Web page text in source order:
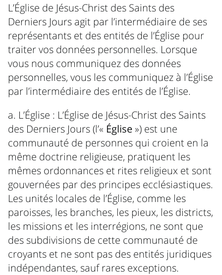
L’Église de Jésus-Christ des Saints des
Derniers Jours agit par l’intermédiaire de ses
représentants et des entités de l’Église pour
traiter vos données personnelles. Lorsque
vous nous communiquez des données
personnelles, vous les communiquez à l’Église
par l’intermédiaire des entités de l’Église.
a. L’Église : L’Église de Jésus-Christ des Saints
des Derniers Jours (l’« Église ») est une
communauté de personnes qui croient en la
même doctrine religieuse, pratiquent les
mêmes ordonnances et rites religieux et sont
gouvernées par des principes ecclésiastiques.
Les unités locales de l’Église, comme les
paroisses, les branches, les pieux, les districts,
les missions et les interrégions, ne sont que
des subdivisions de cette communauté de
croyants et ne sont pas des entités juridiques
indépendantes, sauf rares exceptions.